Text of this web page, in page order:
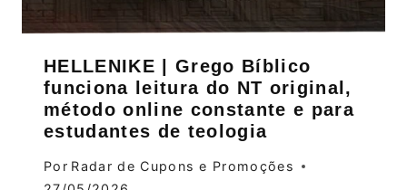
HELLENIKE | Grego Bíblico
funciona leitura do NT original,
método online constante e para
estudantes de teologia
Por Radar de Cupons e Promoções